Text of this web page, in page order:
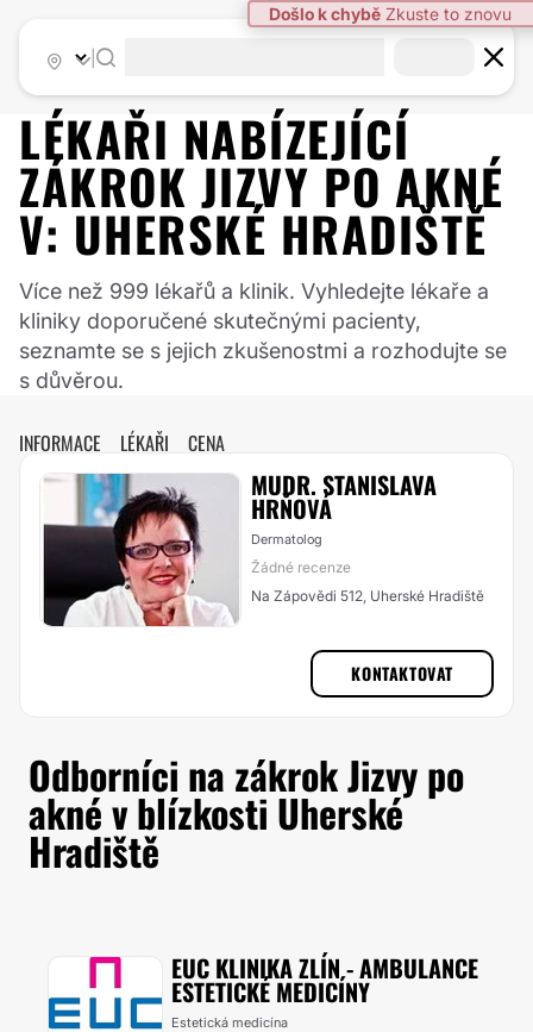
Došlo k chybě Zkuste to znovu
LÉKAŘI NABÍZEJÍCÍ
ZÁKROK JIZVY PO AKNÉ
V: UHERSKÉ HRADIŠTĚ
Více než 999 lékařů a klinik. Vyhledejte lékaře a
kliniky doporučené skutečnými pacienty,
seznamte se s jejich zkušenostmi a rozhodujte se
s důvěrou.
INFORMACE LÉKAŘI CENA
MUDR. STANISLAVA
HRŇOVÁ
Dermatolog
Žádné recenze
Na Zápovědi 512, Uherské Hradiště
KONTAKTOVAT
Odborníci na zákrok Jizvy po
akné v blízkosti Uherské
Hradiště
EUC KLINIKA ZLÍN - AMBULANCE
ESTETICKÉ MEDICÍNY
Estetická medicína